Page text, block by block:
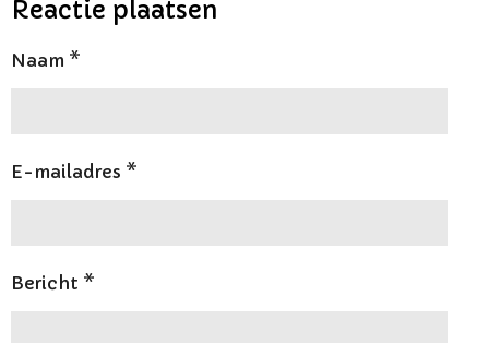
n
e
n
Reactie plaatsen
Naam *
E-mailadres *
Bericht *